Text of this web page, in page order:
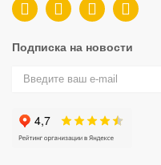
Подписка на новости